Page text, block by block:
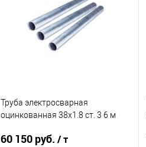
Купить в 1 клик
Сравнение
В избранное
Труба электросварная
оцинкованная 38х1.8 ст. 3 6 м
60 150 руб. / т